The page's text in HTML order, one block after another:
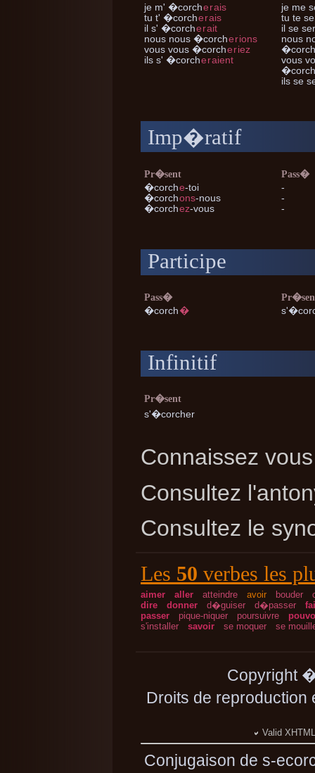
je m' �corcherais
tu t' �corcherais
il s' �corcherait
nous nous �corcherions
vous vous �corcheriez
ils s' �corcheraient
je me
tu te
il se
nous
�corch
vous
�corch
ils se
Imp�ratif
Pr�sent
�corche-toi
�corchons-nous
�corchez-vous
Pass�
-
-
-
Participe
Pass�
�corch�
Infinitif
Pr�sent
s'�corcher
Connaissez
Consultez
Consultez le
Les 50 verbes les
aimer aller atteindre avoir bouder
dire
donner d�guiser d�passer
passer
pique-niquer poursuivre
s'installer
savoir se moquer se
Copyright
Droits de
Valid
Conjugaison de s-